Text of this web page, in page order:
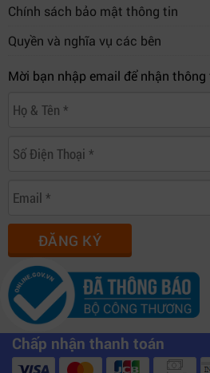
Chính sách bảo mật thông tin
Quyền và nghĩa vụ các bên
Mời bạn nhập email để nhận
ĐĂNG KÝ
Chấp nhận thanh toán